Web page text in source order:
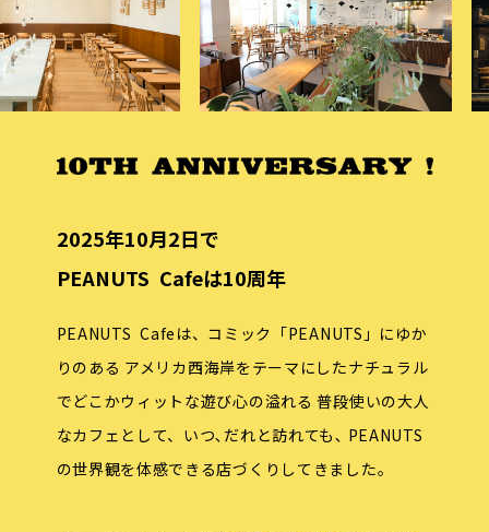
2025年10月2日で
PEANUTS Cafeは10周年
PEANUTS Cafeは、コミック「PEANUTS」にゆか
りのある アメリカ西海岸をテーマにしたナチュラル
でどこかウィットな遊び心の溢れる 普段使いの大人
なカフェとして、いつ､だれと訪れても､ PEANUTS
の世界観を体感できる店づくりしてきました。